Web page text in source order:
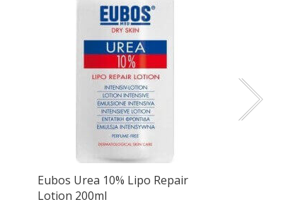
Eubos Urea 10% Lipo Repair
Lotion 200ml